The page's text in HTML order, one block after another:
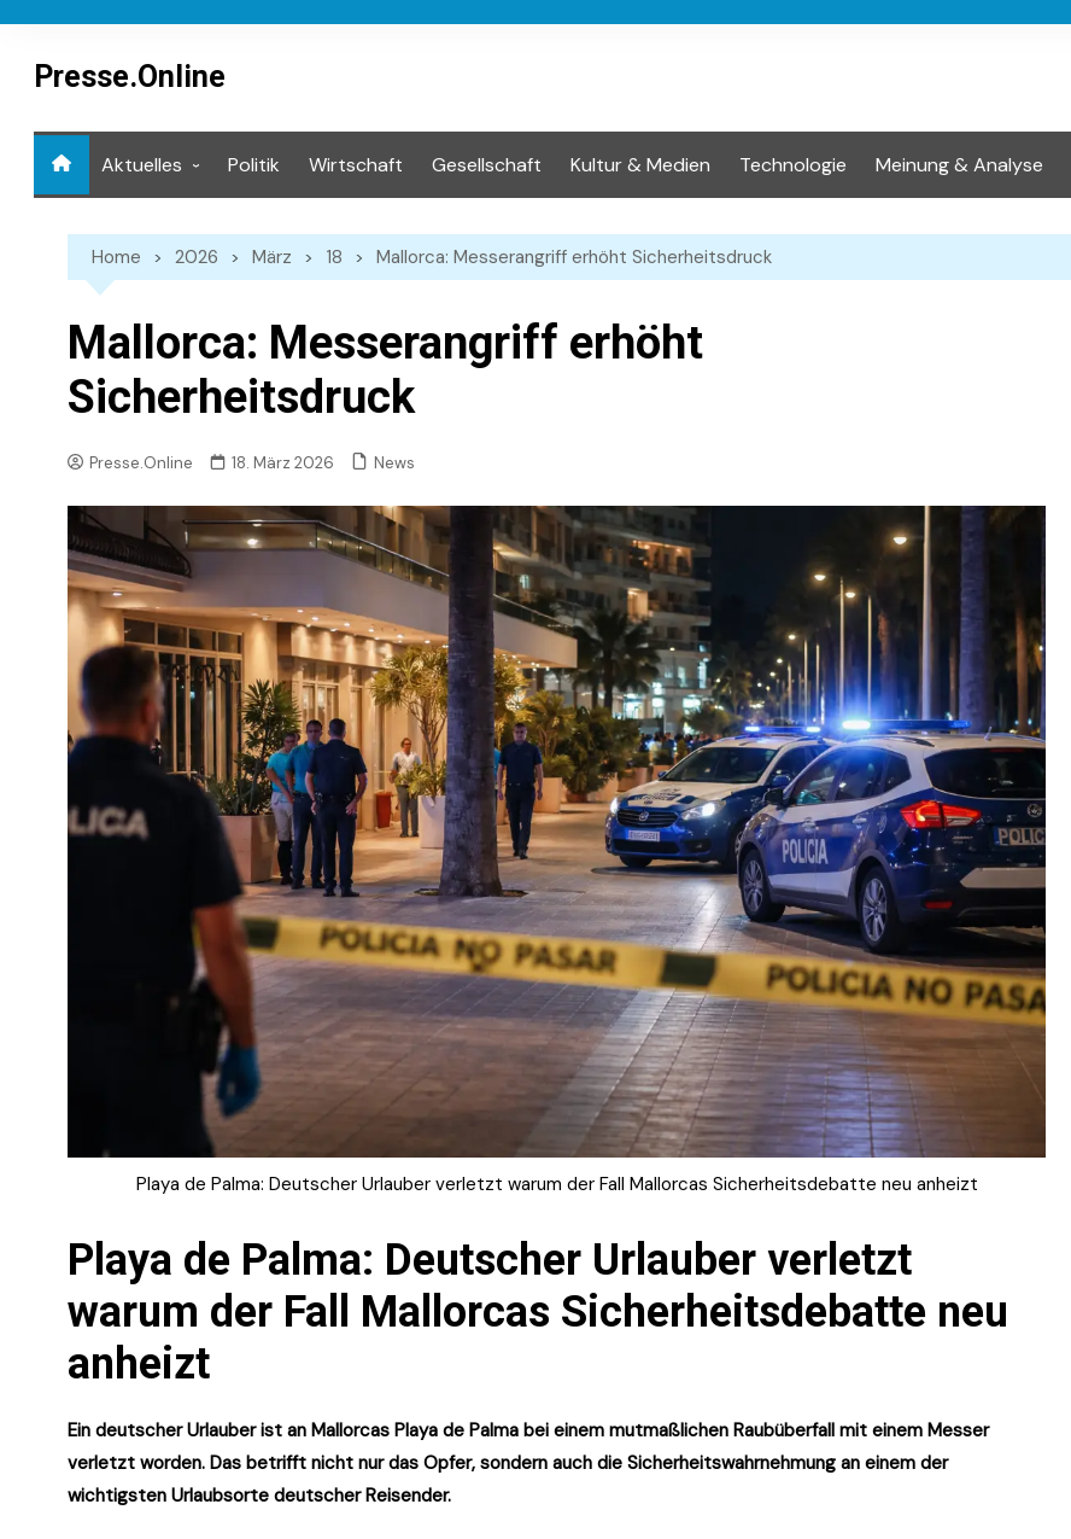
contentPresse.Online
Aktuelles Politik Wirtschaft Gesellschaft Kultur & Medien Technologie Meinung & Analyse
Home 2026 März 18 Mallorca: Messerangriff erhöht Sicherheitsdruck
Mallorca: Messerangriff erhöht
Sicherheitsdruck
Presse.Online 18. März 2026 News
Playa de Palma: Deutscher Urlauber verletzt warum der Fall Mallorcas Sicherheitsdebatte neu anheizt
Playa de Palma: Deutscher Urlauber verletzt
warum der Fall Mallorcas Sicherheitsdebatte neu
anheizt
Ein deutscher Urlauber ist an Mallorcas Playa de Palma bei einem mutmaßlichen Raubüberfall mit einem Messer
verletzt worden. Das betrifft nicht nur das Opfer, sondern auch die Sicherheitswahrnehmung an einem der
wichtigsten Urlaubsorte deutscher Reisender.